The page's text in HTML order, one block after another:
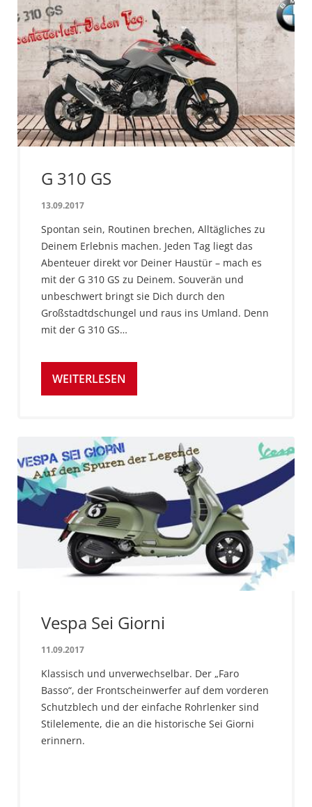
G 310 GS
13.09.2017
Spontan sein, Routinen brechen, Alltägliches zu
Deinem Erlebnis machen. Jeden Tag liegt das
Abenteuer direkt vor Deiner Haustür – mach es
mit der G 310 GS zu Deinem. Souverän und
unbeschwert bringt sie Dich durch den
Großstadtdschungel und raus ins Umland. Denn
mit der G 310 GS…
WEITERLESEN
Vespa Sei Giorni
11.09.2017
Klassisch und unverwechselbar. Der „Faro
Basso“, der Frontscheinwerfer auf dem vorderen
Schutzblech und der einfache Rohrlenker sind
Stilelemente, die an die historische Sei Giorni
erinnern.